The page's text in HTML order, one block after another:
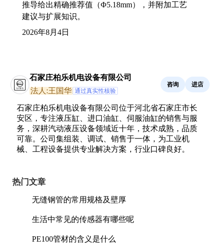
推导给出精确推荐值（Φ5.18mm），并附加工艺
建议与扩展知识。
2026年8月4日
石家庄柏乐机电设备有限公司
法人:王国华 通过真实性核验
咨询 进店
石家庄柏乐机电设备有限公司位于河北省石家庄市长
安区，专注液压缸、进口油缸、伺服油缸的销售与服
务，深耕汽动液压设备领域近十年，技术成熟，品质
可靠。公司集组装、调试、销售于一体，为工业机
械、工程设备提供专业解决方案，行业口碑良好。
热门文章
无缝钢管的常用规格及壁厚
生活中常见的传感器有哪些呢
PE100管材的含义是什么